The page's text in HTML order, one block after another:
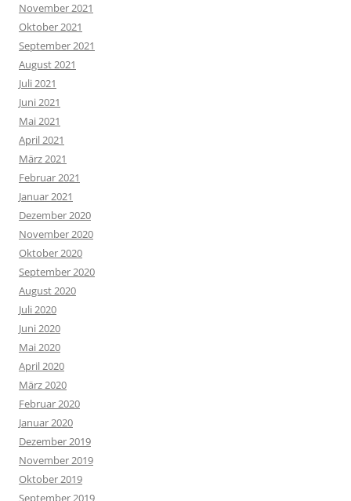
November 2021
Oktober 2021
September 2021
August 2021
Juli 2021
Juni 2021
Mai 2021
April 2021
März 2021
Februar 2021
Januar 2021
Dezember 2020
November 2020
Oktober 2020
September 2020
August 2020
Juli 2020
Juni 2020
Mai 2020
April 2020
März 2020
Februar 2020
Januar 2020
Dezember 2019
November 2019
Oktober 2019
September 2019